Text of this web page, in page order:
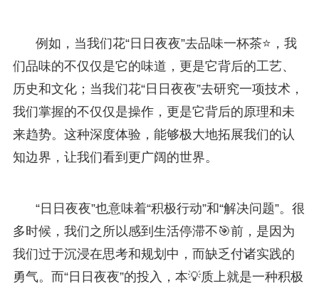
例如，当我们花“日日夜夜”去品味一杯茶⭐，我
们品味的不仅仅是它的味道，更是它背后的工艺、
历史和文化；当我们花“日日夜夜”去研究一项技术，
我们掌握的不仅仅是操作，更是它背后的原理和未
来趋势。这种深度体验，能够极大地拓展我们的认
知边界，让我们看到更广阔的世界。
“日日夜夜”也意味着“积极行动”和“解决问题”。很
多时候，我们之所以感到生活停滞不🎯前，是因为
我们过于沉浸在思考和规划中，而缺乏付诸实践的
勇气。而“日日夜夜”的投入，本💡质上就是一种积极